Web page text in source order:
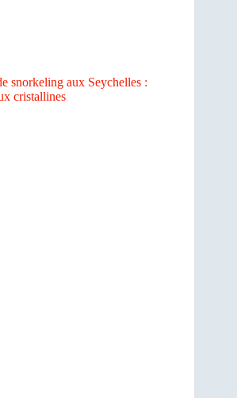
snorkeling aux Seychelles :
cristallines